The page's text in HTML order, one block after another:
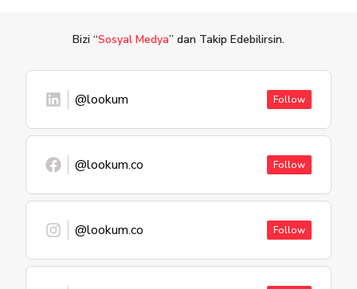
Bizi “Sosyal Medya” dan Takip Edebilirsin.
@lookum Follow
@lookum.co Follow
@lookum.co Follow